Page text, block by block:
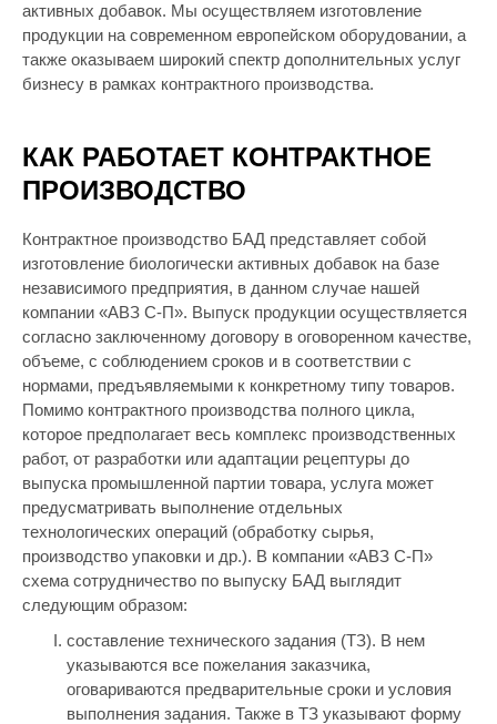
активных добавок. Мы осуществляем изготовление
продукции на современном европейском оборудовании, а
также оказываем широкий спектр дополнительных услуг
бизнесу в рамках контрактного производства.
КАК РАБОТАЕТ КОНТРАКТНОЕ
ПРОИЗВОДСТВО
Контрактное производство БАД представляет собой
изготовление биологически активных добавок на базе
независимого предприятия, в данном случае нашей
компании «АВЗ С-П». Выпуск продукции осуществляется
согласно заключенному договору в оговоренном качестве,
объеме, с соблюдением сроков и в соответствии с
нормами, предъявляемыми к конкретному типу товаров.
Помимо контрактного производства полного цикла,
которое предполагает весь комплекс производственных
работ, от разработки или адаптации рецептуры до
выпуска промышленной партии товара, услуга может
предусматривать выполнение отдельных
технологических операций (обработку сырья,
производство упаковки и др.). В компании «АВЗ С-П»
схема сотрудничество по выпуску БАД выглядит
следующим образом:
составление технического задания (ТЗ). В нем
указываются все пожелания заказчика,
оговариваются предварительные сроки и условия
выполнения задания. Также в ТЗ указывают форму